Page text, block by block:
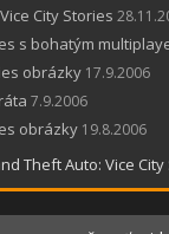
City Stories
s bohatým
obrázky 17.9.2006
7.9.2006
obrázky 19.8.2006
Theft Auto: Vice City